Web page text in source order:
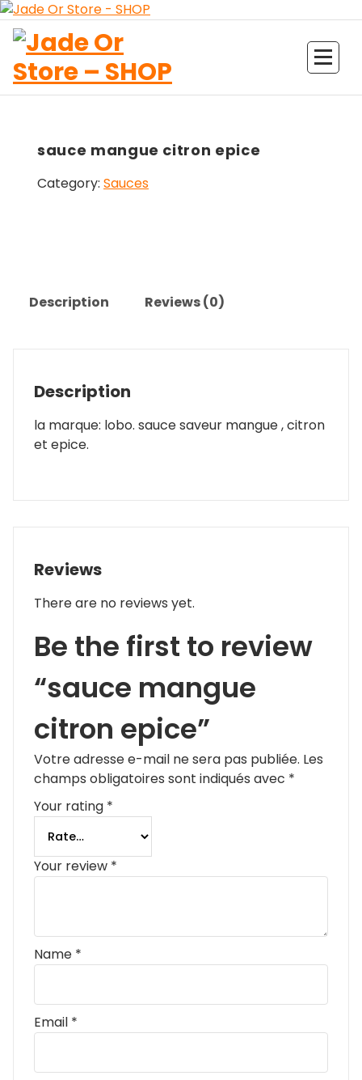
Aller
au
contenu
sauce mangue citron epice
Category: Sauces
Description Reviews (0)
Description
la marque: lobo. sauce saveur mangue , citron
et epice.
Reviews
There are no reviews yet.
Be the first to review
“sauce mangue
citron epice”
Votre adresse e-mail ne sera pas publiée. Les
champs obligatoires sont indiqués avec *
Your rating *
Your review *
Name *
Email *